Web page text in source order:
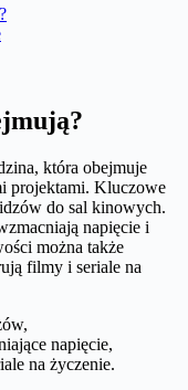
która obejmuje
projektami. Kluczowe
do sal kinowych.
napięcie i
można także
filmy i seriale na
napięcie,
na życzenie.